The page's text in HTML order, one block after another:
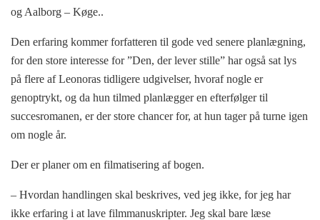
og Aalborg – Køge..
Den erfaring kommer forfatteren til gode ved senere planlægning,
for den store interesse for ”Den, der lever stille” har også sat lys
på flere af Leonoras tidligere udgivelser, hvoraf nogle er
genoptrykt, og da hun tilmed planlægger en efterfølger til
succesromanen, er der store chancer for, at hun tager på turne igen
om nogle år.
Der er planer om en filmatisering af bogen.
– Hvordan handlingen skal beskrives, ved jeg ikke, for jeg har
ikke erfaring i at lave filmmanuskripter. Jeg skal bare læse